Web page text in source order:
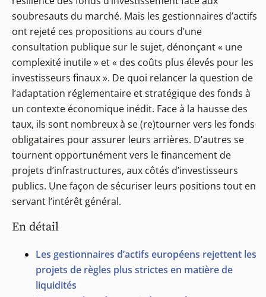
soubresauts du marché. Mais les gestionnaires d’actifs
ont rejeté ces propositions au cours d’une
consultation publique sur le sujet, dénonçant « une
complexité inutile » et « des coûts plus élevés pour les
investisseurs finaux ». De quoi relancer la question de
l’adaptation réglementaire et stratégique des fonds à
un contexte économique inédit. Face à la hausse des
taux, ils sont nombreux à se (re)tourner vers les fonds
obligataires pour assurer leurs arrières. D’autres se
tournent opportunément vers le financement de
projets d’infrastructures, aux côtés d’investisseurs
publics. Une façon de sécuriser leurs positions tout en
servant l’intérêt général.
En détail
Les gestionnaires d’actifs européens rejettent les
projets de règles plus strictes en matière de
liquidités